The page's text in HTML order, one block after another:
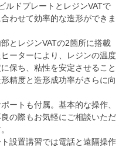
ルドプレートとレジンVATで
わせて効率的な造形ができま
とレジンVATの2箇所に搭載
ヒーターにより、レジンの温度
保ち、粘性を安定させること
精度と造形成功率がさらに向
ートも付属。基本的な操作、
の際もお気軽にご相談いただ
ト設置講習では電話と遠隔操作